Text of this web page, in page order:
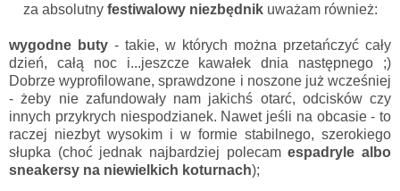
za absolutny festiwalowy niezbędnikuważam również:
wygodne buty - takie, w których można przetańczyć cały
dzień, całą noc i...jeszcze kawałek dnia następnego ;)
Dobrze wyprofilowane, sprawdzone i noszone już wcześniej
- żeby nie zafundowały nam jakichś otarć, odcisków czy
innych przykrych niespodzianek. Nawet jeśli na obcasie - to
raczej niezbyt wysokim i w formie stabilnego, szerokiego
słupka (choć jednak najbardziej polecamespadryle albo
sneakersy na niewielkich koturnach);